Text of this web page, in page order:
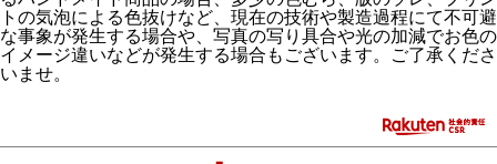
トの気泡による色抜けなど、現在の技術や製造過程にて不可避
な事象が発生する場合や、写真の写り具合や光の加減でお色の
イメージ違いなどが発生する場合もございます。ご了承くださ
いませ。